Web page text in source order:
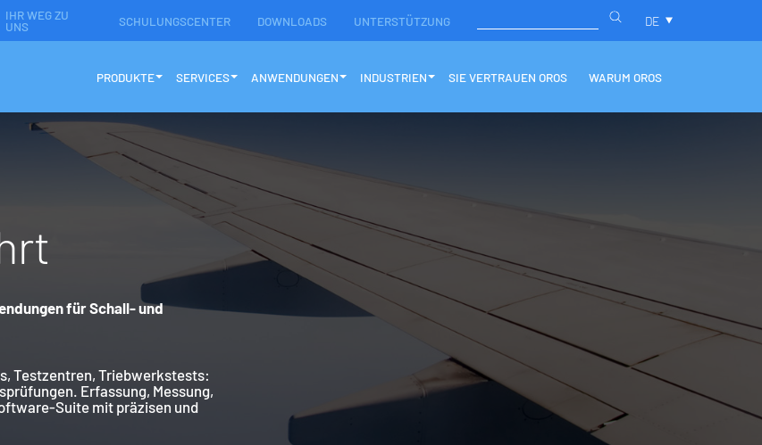
IHR WEG ZU
UNS SCHULUNGSCENTER DOWNLOADS UNTERSTÜTZUNG DE
PRODUKTE SERVICES ANWENDUNGEN INDUSTRIEN SIE VERTRAUEN OROS WARUM OROS
rt
für Schall- und
Testzentren, Triebwerkstests:
Erfassung, Messung,
Suite mit präzisen und